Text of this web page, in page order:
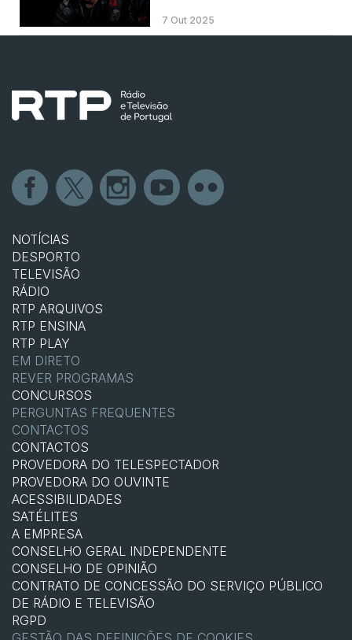
7 Out 2025
NOTÍCIAS
DESPORTO
TELEVISÃO
RÁDIO
RTP ARQUIVOS
RTP ENSINA
RTP PLAY
EM DIRETO
REVER PROGRAMAS
CONCURSOS
PERGUNTAS FREQUENTES
CONTACTOS
CONTACTOS
PROVEDORA DO TELESPECTADOR
PROVEDORA DO OUVINTE
ACESSIBILIDADES
SATÉLITES
A EMPRESA
CONSELHO GERAL INDEPENDENTE
CONSELHO DE OPINIÃO
CONTRATO DE CONCESSÃO DO SERVIÇO PÚBLICO
DE RÁDIO E TELEVISÃO
RGPD